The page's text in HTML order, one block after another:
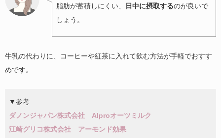
脂肪が蓄積しにくい、
日中に摂取するのが良いで
しょう。
牛乳の代わりに、コーヒーや紅茶に入れて飲む方法が手軽でおすす
めです。
▼参考
ダノンジャパン株式会社 Alproオーツミルク
江崎グリコ株式会社 アーモンド効果